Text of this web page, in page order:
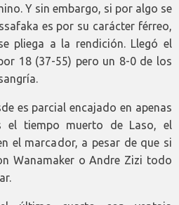
Y sin embargo, si por algo se
es por su carácter férreo,
pliega a la rendición. Llegó el
18 (37-55) pero un 8-0 de los
es parcial encajado en apenas
el tiempo muerto de Laso, el
el marcador, a pesar de que si
Wanamaker o Andre Zizi todo